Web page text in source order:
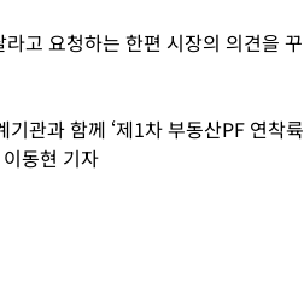
고 요청하는 한편 시장의 의견을 꾸
관과 함께 ‘제1차 부동산PF 연착륙
동현 기자